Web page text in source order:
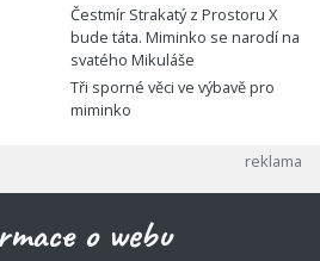
Čestmír Strakatý z Prostoru X
bude táta. Miminko se narodí na
svatého Mikuláše
Tři sporné věci ve výbavě pro
miminko
o webu